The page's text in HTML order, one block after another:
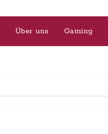
Über uns Gaming